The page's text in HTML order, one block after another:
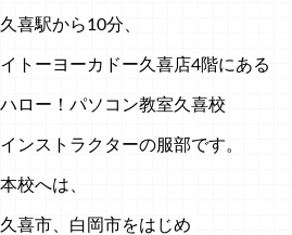
久喜駅から10分、
イトーヨーカドー久喜店4階にある
ハロー！パソコン教室久喜校
インストラクターの服部です。
本校へは、
久喜市、白岡市をはじめ